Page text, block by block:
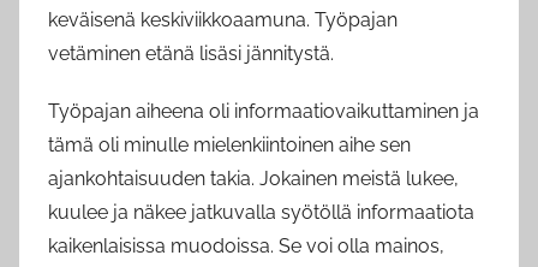
keväisenä keskiviikkoaamuna. Työpajan
vetäminen etänä lisäsi jännitystä.
Työpajan aiheena oli informaatiovaikuttaminen ja
tämä oli minulle mielenkiintoinen aihe sen
ajankohtaisuuden takia. Jokainen meistä lukee,
kuulee ja näkee jatkuvalla syötöllä informaatiota
kaikenlaisissa muodoissa. Se voi olla mainos,